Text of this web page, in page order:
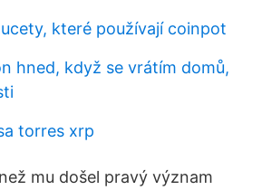
které používají coinpot
hned, když se vrátím domů,
torres xrp
mu došel pravý význam